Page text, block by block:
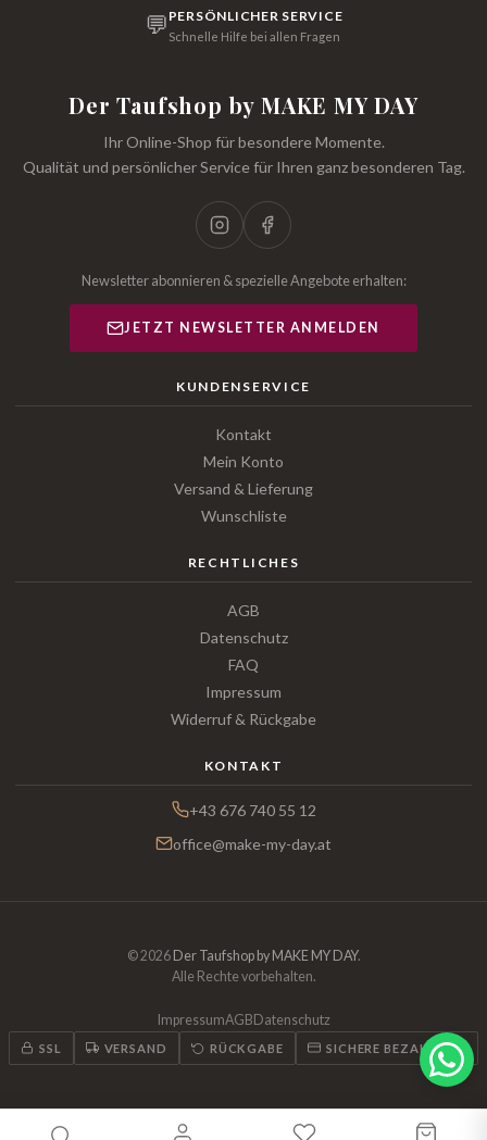
💬 PERSÖNLICHER SERVICE
Schnelle Hilfe bei allen Fragen
Der Taufshop by MAKE MY DAY
Ihr Online-Shop für besondere Momente.
Qualität und persönlicher Service für Ihren ganz besonderen Tag.
Newsletter abonnieren & spezielle Angebote erhalten:
JETZT NEWSLETTER ANMELDEN
KUNDENSERVICE
Kontakt
Mein Konto
Versand & Lieferung
Wunschliste
RECHTLICHES
AGB
Datenschutz
FAQ
Impressum
Widerruf & Rückgabe
KONTAKT
+43 676 740 55 12
office@make-my-day.at
© 2026 Der Taufshop by MAKE MY DAY.
Alle Rechte vorbehalten.
ImpressumAGBDatenschutz
SSL VERSAND RÜCKGABE SICHERE BEZAHLUNG